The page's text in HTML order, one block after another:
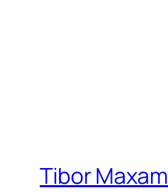
Tibor Maxam